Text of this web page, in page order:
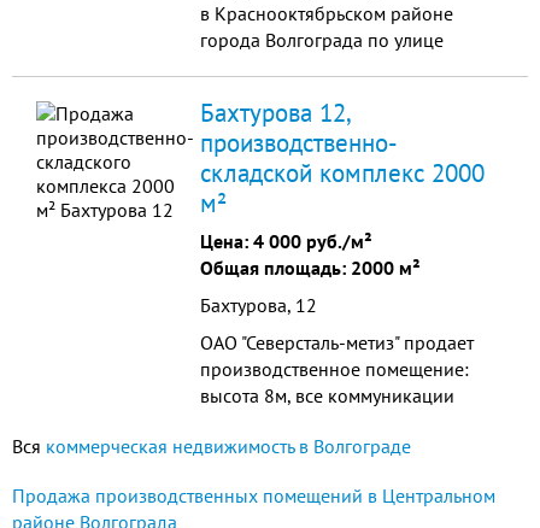
в Краснооктябрьском районе
города Волгограда по улице
Категория земель: земли...
Бахтурова 12,
производственно-
складской комплекс 2000
м²
Цена: 4 000 руб./м²
Общая площадь: 2000 м²
Бахтурова, 12
ОАО "Северсталь-метиз" продает
производственное помещение:
высота 8м, все коммуникации
теплофикационная, пар;
бытовая, кислотная; газ), ТП-1МВа
Вся коммерческая недвижимость в Волгограде
Продажа производственных помещений в Центральном
районе Волгограда